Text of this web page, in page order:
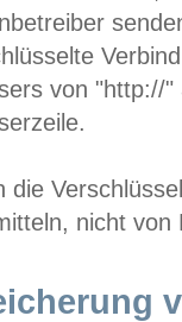
von "http://
die
nicht von